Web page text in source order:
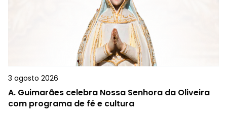
3 agosto 2026
A. Guimarães celebra Nossa Senhora da Oliveira
com programa de fé e cultura